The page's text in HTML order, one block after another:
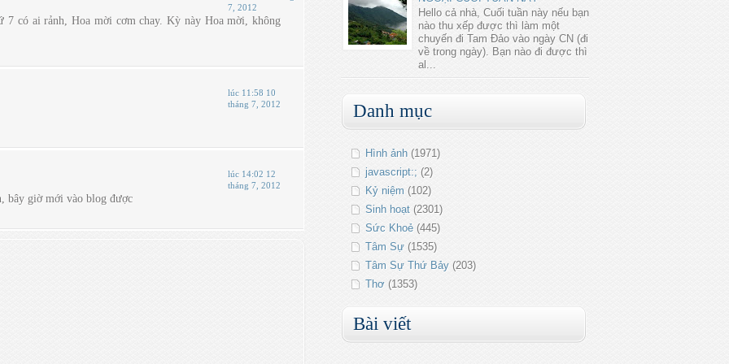
7 có ai rảnh, Hoa mời cơm chay. Kỳ này Hoa mời, không
7, 2012
lúc 11:58 10
tháng 7, 2012
bây giờ mới vào blog được
lúc 14:02 12
tháng 7, 2012
Hello cả nhà, Cuối tuần này nếu bạn
nào thu xếp được thì làm một
chuyến đi Tam Đảo vào ngày CN (đi
về trong ngày). Bạn nào đi được thì
al...
Danh mục
Hình ảnh (1971)
javascript:; (2)
Kỷ niệm (102)
Sinh hoạt (2301)
Sức Khoẻ (445)
Tâm Sự (1535)
Tâm Sự Thứ Bảy (203)
Thơ (1353)
Bài viết